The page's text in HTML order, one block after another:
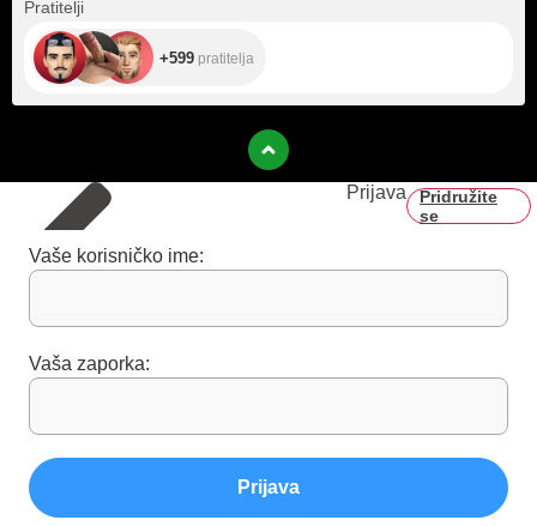
Pratitelji
+599 pratitelja
Prijava
Pridružite
se
Vaše korisničko ime:
Vaša zaporka:
Prijava